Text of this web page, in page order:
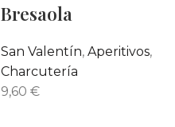
Bresaola
San Valentín, Aperitivos,
Charcutería
9,60 €